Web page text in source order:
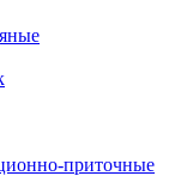
приточные